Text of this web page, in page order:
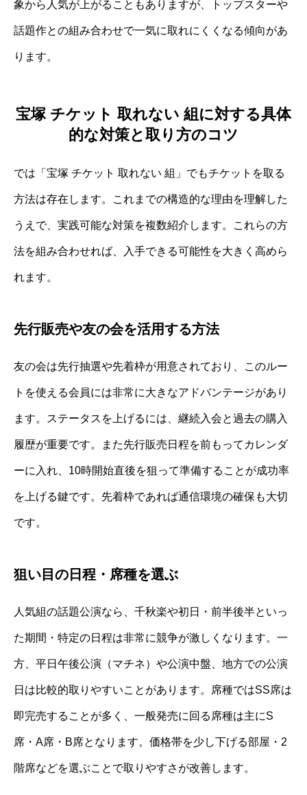
象から人気が上がることもありますが、トップスターや
話題作との組み合わせで一気に取れにくくなる傾向があ
ります。
宝塚 チケット 取れない 組に対する具体
的な対策と取り方のコツ
では「宝塚 チケット 取れない 組」でもチケットを取る
方法は存在します。これまでの構造的な理由を理解した
うえで、実践可能な対策を複数紹介します。これらの方
法を組み合わせれば、入手できる可能性を大きく高めら
れます。
先行販売や友の会を活用する方法
友の会は先行抽選や先着枠が用意されており、このルー
トを使える会員には非常に大きなアドバンテージがあり
ます。ステータスを上げるには、継続入会と過去の購入
履歴が重要です。また先行販売日程を前もってカレンダ
ーに入れ、10時開始直後を狙って準備することが成功率
を上げる鍵です。先着枠であれば通信環境の確保も大切
です。
狙い目の日程・席種を選ぶ
人気組の話題公演なら、千秋楽や初日・前半後半といっ
た期間・特定の日程は非常に競争が激しくなります。一
方、平日午後公演（マチネ）や公演中盤、地方での公演
日は比較的取りやすいことがあります。席種ではSS席は
即完売することが多く、一般発売に回る席種は主にS
席・A席・B席となります。価格帯を少し下げる部屋・2
階席などを選ぶことで取りやすさが改善します。